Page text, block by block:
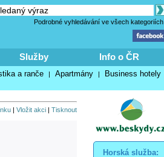
Podrobné vyhledávání ve všech kategoriích
Služby Info o ČR
a ranče | Apartmány | Business hotely
Horská služba:
| Vložit akci| Tisknout